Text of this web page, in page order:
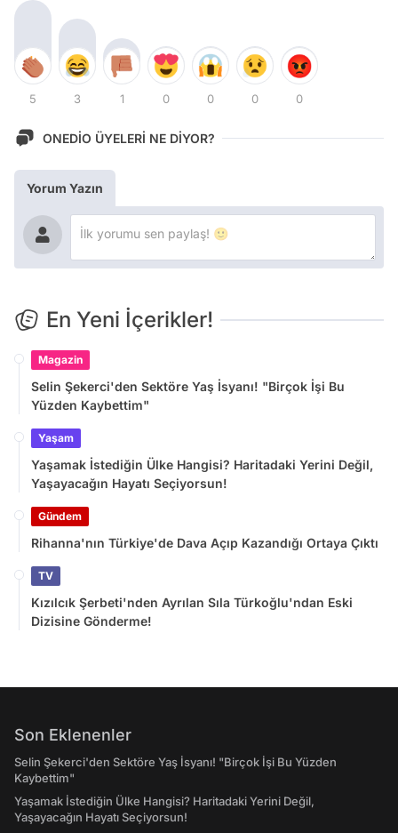
5 3 1 0 0 0 0
ONEDİO ÜYELERİ NE DİYOR?
Yorum Yazın
En Yeni İçerikler!
Magazin
Selin Şekerci'den Sektöre Yaş İsyanı! "Birçok İşi Bu
Yüzden Kaybettim"
Yaşam
Yaşamak İstediğin Ülke Hangisi? Haritadaki Yerini Değil,
Yaşayacağın Hayatı Seçiyorsun!
Gündem
Rihanna'nın Türkiye'de Dava Açıp Kazandığı Ortaya Çıktı
TV
Kızılcık Şerbeti'nden Ayrılan Sıla Türkoğlu'ndan Eski
Dizisine Gönderme!
Son Eklenenler
Selin Şekerci'den Sektöre Yaş İsyanı! "Birçok İşi Bu Yüzden
Kaybettim"
Yaşamak İstediğin Ülke Hangisi? Haritadaki Yerini Değil,
Yaşayacağın Hayatı Seçiyorsun!